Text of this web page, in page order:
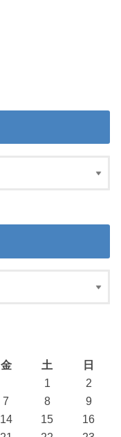
金 土
日
1
2
7 8
9
14 15
16